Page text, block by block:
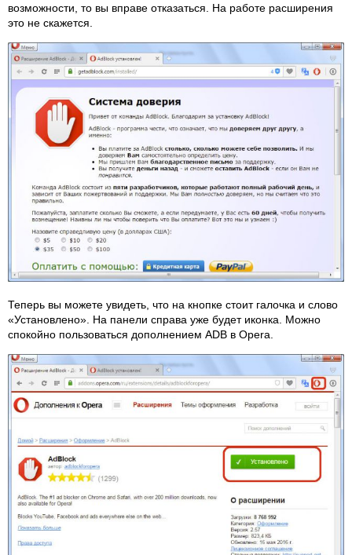
возможности, то вы вправе отказаться. На работе расширения
это не скажется.
Теперь вы можете увидеть, что на кнопке стоит галочка и слово
«Установлено». На панели справа уже будет иконка. Можно
спокойно пользоваться дополнением ADB в Opera.